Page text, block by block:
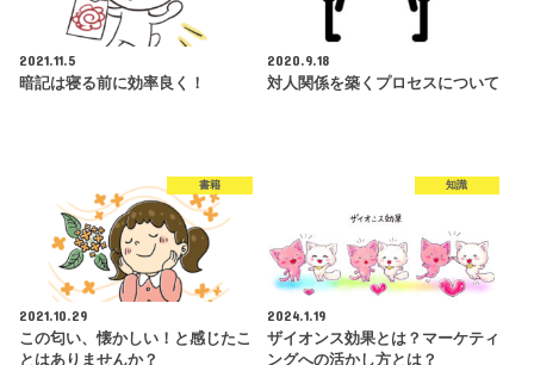
2021.11.5
暗記は寝る前に効率良く！
2020.9.18
対人関係を築くプロセスについて
書籍
2021.10.29
この匂い、懐かしい！と感じたこ
とはありませんか？
知識
2024.1.19
ザイオンス効果とは？マーケティ
ングへの活かし方とは？